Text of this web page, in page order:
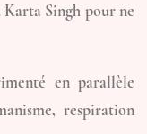
Singh pour ne
en parallèle
respiration